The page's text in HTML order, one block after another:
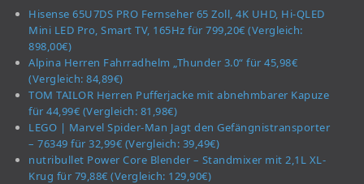
Hisense 65U7DS PRO Fernseher 65 Zoll, 4K UHD, Hi-QLED
Mini LED Pro, Smart TV, 165Hz für 799,20€ (Vergleich:
898,00€)
Alpina Herren Fahrradhelm „Thunder 3.0“ für 45,98€
(Vergleich: 84,89€)
TOM TAILOR Herren Pufferjacke mit abnehmbarer Kapuze
für 44,99€ (Vergleich: 81,98€)
LEGO | Marvel Spider-Man Jagt den Gefängnistransporter
– 76349 für 32,99€ (Vergleich: 39,49€)
nutribullet Power Core Blender – Standmixer mit 2,1L XL-
Krug für 79,88€ (Vergleich: 129,90€)